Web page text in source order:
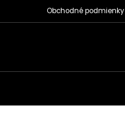
Obchodné podmienky